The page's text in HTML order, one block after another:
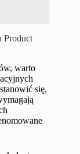
Product
warto
się,